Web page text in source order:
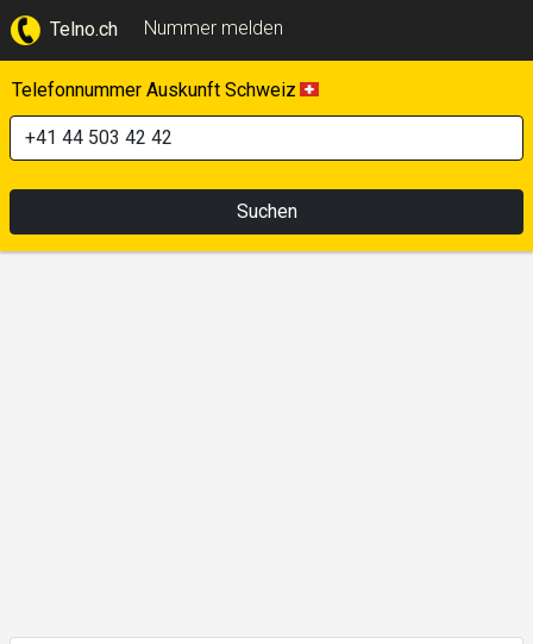
Telno.ch Nummer melden
Telefonnummer Auskunft Schweiz
Suchen